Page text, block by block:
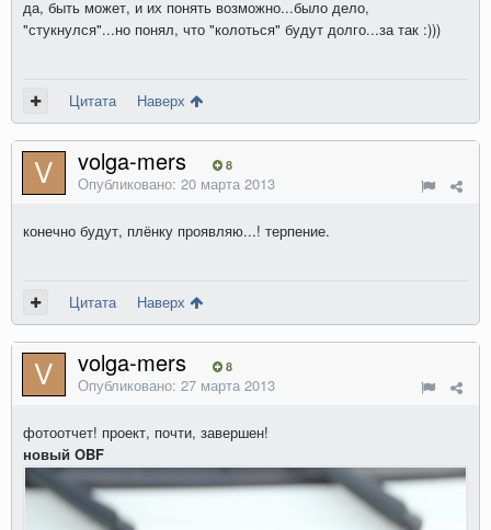
да, быть может, и их понять возможно...было дело,
"стукнулся"...но понял, что "колоться" будут долго...за так :)))
Цитата Наверх
volga-mers 8
Опубликовано: 20 марта 2013
конечно будут, плёнку проявляю...! терпение.
Цитата Наверх
volga-mers 8
Опубликовано: 27 марта 2013
фотоотчет! проект, почти, завершен!
новый OBF